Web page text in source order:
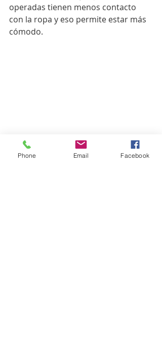
operadas tienen menos contacto
con la ropa y eso permite estar más
cómodo.
Phone Email Facebook